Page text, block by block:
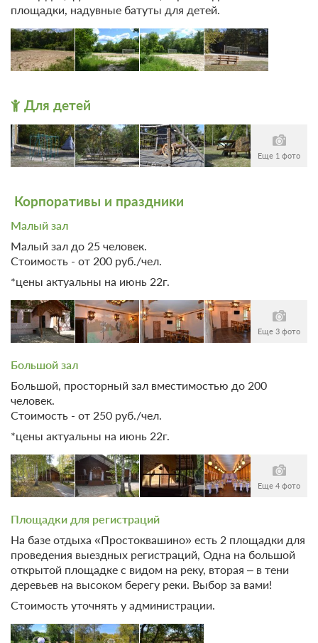
4 100 Забронировать
Бунгало №3,4 Подробнее
Сплит-система
2 гостя
Бронирование по запросу
Без питания
При отмене оплата не возвращается
после подтверждения бронирования. Сумма предоплаты
составляет 825 руб.
5 500 Забронировать
2 гостя
Бронирование по запросу
В стоимость входит:
Без питания
после подтверждения бронирования. Сумма предоплаты
площадки, надувные батуты для детей.
Для детей
Еще 1 фото
Корпоративы и праздники
Малый зал
Малый зал до 25 человек.
Стоимость - от 200 руб./чел.
*цены актуальны на июнь 22г.
Еще 3 фото
Большой зал
Большой, просторный зал вместимостью до 200
человек.
Стоимость - от 250 руб./чел.
*цены актуальны на июнь 22г.
Еще 4 фото
Площадки для регистраций
На базе отдыха «Простоквашино» есть 2 площадки для
проведения выездных регистраций, Одна на большой
открытой площадке с видом на реку, вторая – в тени
деревьев на высоком берегу реки. Выбор за вами!
Стоимость уточнять у администрации.